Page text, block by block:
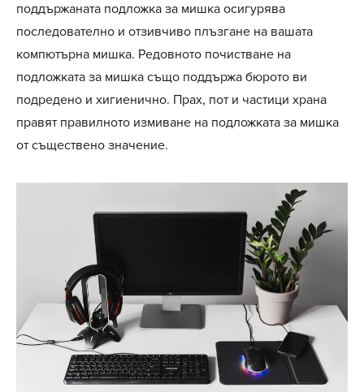
поддържаната подложка за мишка осигурява
последователно и отзивчиво плъзгане на вашата
компютърна мишка. Редовното почистване на
подложката за мишка също поддържа бюрото ви
подредено и хигиенично. Прах, пот и частици храна
правят правилното измиване на подложката за мишка
от съществено значение.